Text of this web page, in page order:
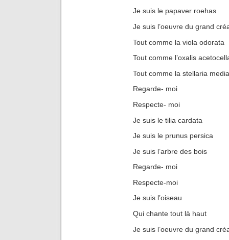
Je suis le papaver roehas
Je suis l’oeuvre du grand
Tout comme la viola odorata
Tout comme l’oxalis
Tout comme la stellaria media
Regarde- moi
Respecte- moi
Je suis le tilia cardata
Je suis le prunus persica
Je suis l’arbre des bois
Regarde- moi
Respecte-moi
Je suis l’oiseau
Qui chante tout là haut
Je suis l’oeuvre du grand